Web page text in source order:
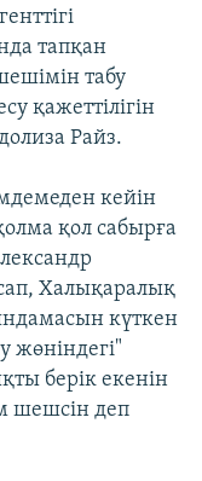
тапқан
табу
қажеттілігін
Райз.
кейін
қол сабырға
Халықаралық
күткен
жөніндегі"
берік екенін
шешсін деп